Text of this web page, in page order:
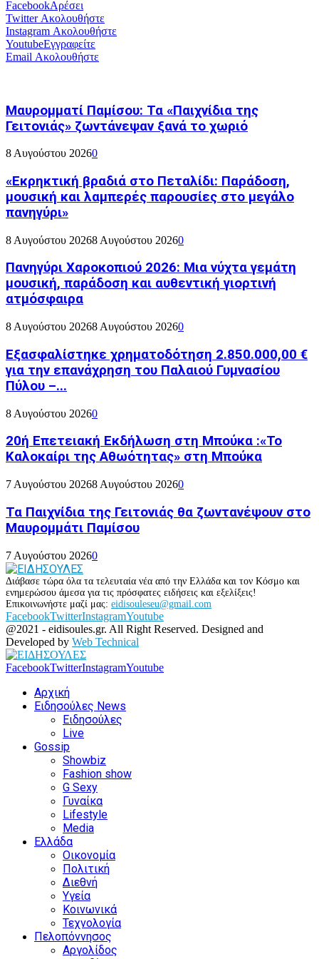
FacebookΑρέσει
TwitterΑκολουθήστε
Instagram Ακολουθήστε
YoutubeΕγγραφείτε
Email Ακολουθήστε
Μαυρομματί Παμίσου: Τα «Παιχνίδια της
Γειτονιάς» ζωντάνεψαν ξανά το χωριό
8 Αυγούστου 20260
«Εκρηκτική βραδιά στο Πεταλίδι: Παράδοση,
μουσική και λαμπερές παρουσίες στο μεγάλο
πανηγύρι»
8 Αυγούστου 20268 Αυγούστου 20260
Πανηγύρι Χαροκοπιού 2026: Μια νύχτα γεμάτη
μουσική, παράδοση και αυθεντική γιορτινή
ατμόσφαιρα
8 Αυγούστου 20268 Αυγούστου 20260
Εξασφαλίστηκε χρηματοδότηση 2.850.000,00 €
για την επανάχρηση του Παλαιού Γυμνασίου
Πύλου –...
8 Αυγούστου 20260
20ή Επετειακή Εκδήλωση στη Μπούκα :«Το
Καλοκαίρι της Αθωότητας» στη Μπούκα
7 Αυγούστου 20268 Αυγούστου 20260
Τα Παιχνίδια της Γειτονιάς θα ζωντανέψουν στο
Μαυρομμάτι Παμίσου
7 Αυγούστου 20260
Διάβασε τώρα όλα τα τελευταία νέα από την Ελλάδα και τον Κόσμο και
ενημερώσου άμεσα για τις πρόσφατες ειδήσεις και εξελίξεις!
Επικοινωνήστε μαζί μας: eidisouleseu@gmail.com
FacebookTwitterInstagramYoutube
@2021 - eidisoules.gr. All Right Reserved. Designed and
Developed by Web Technical
FacebookTwitterInstagramYoutube
Αρχική
Ειδησούλες News
Ειδησούλες
Live
Gossip
Showbiz
Fashion show
G Sexy
Γυναίκα
Lifestyle
Media
Ελλάδα
Οικονομία
Πολιτική
Διεθνή
Υγεία
Κοινωνικά
Τεχνολογία
Πελοπόννησος
Αργολίδος